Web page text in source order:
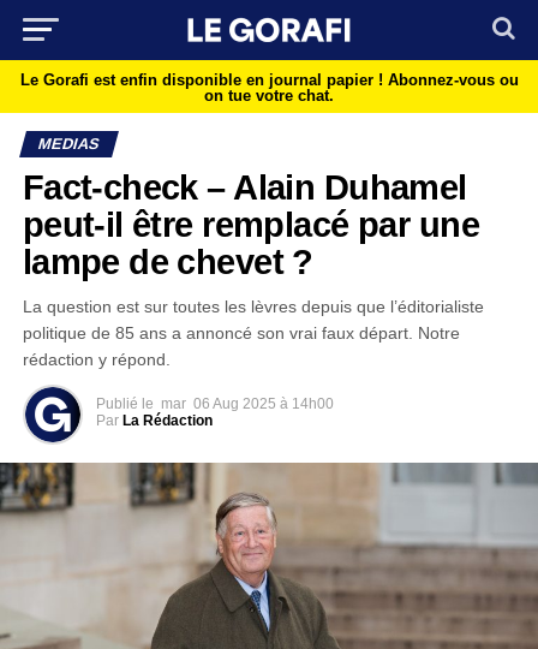
Le Gorafi est enfin disponible en journal papier ! Abonnez-vous ou
on tue votre chat.
MEDIAS
Fact-check – Alain Duhamel
peut-il être remplacé par une
lampe de chevet ?
La question est sur toutes les lèvres depuis que l’éditorialiste
politique de 85 ans a annoncé son vrai faux départ. Notre
rédaction y répond.
Publié le mar 06 Aug 2025 à 14h00
Par La Rédaction